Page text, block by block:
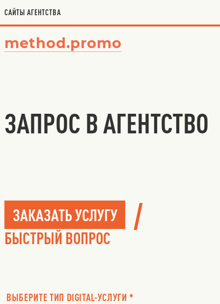
САЙТЫ АГЕНТСТВА
method.promo
ЗАПРОС В АГЕНТСТВО
ЗАКАЗАТЬ УСЛУГУ /
БЫСТРЫЙ ВОПРОС
ВЫБЕРИТЕ ТИП DIGITAL-УСЛУГИ *